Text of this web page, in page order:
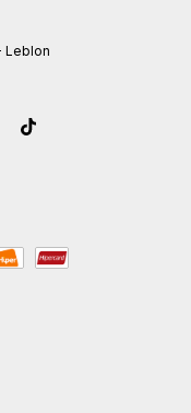
Leblon